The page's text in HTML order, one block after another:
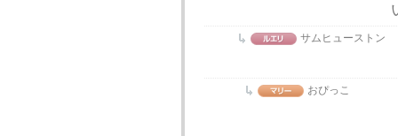
サムヒューストン
おぴっこ